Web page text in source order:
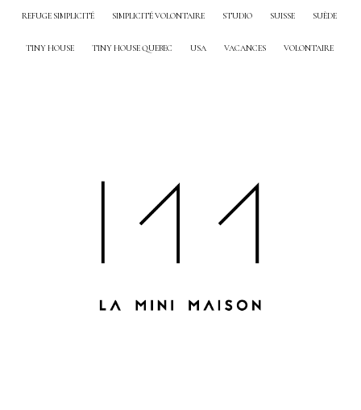
REFUGE SIMPLICITÉ SIMPLICITÉ VOLONTAIRE STUDIO SUISSE SUÈDE
TINY HOUSE TINY HOUSE QUEBEC USA VACANCES VOLONTAIRE